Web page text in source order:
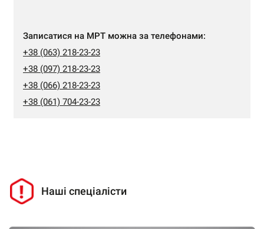
Записатися на МРТ можна за телефонами:
+38 (063) 218-23-23
+38 (097) 218-23-23
+38 (066) 218-23-23
+38 (061) 704-23-23
Наші спеціалісти